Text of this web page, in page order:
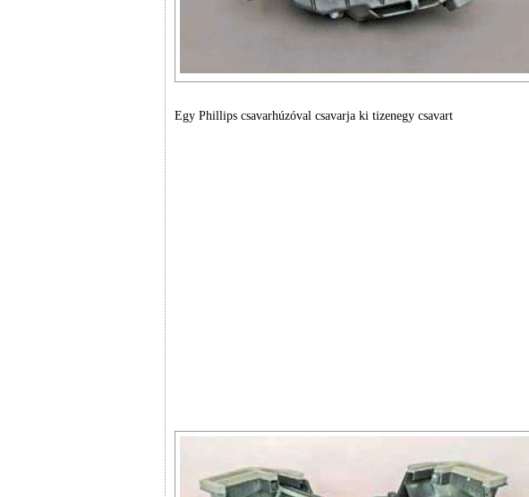
Egy Phillips csavarhúzóval csavarja ki tizenegy csavart